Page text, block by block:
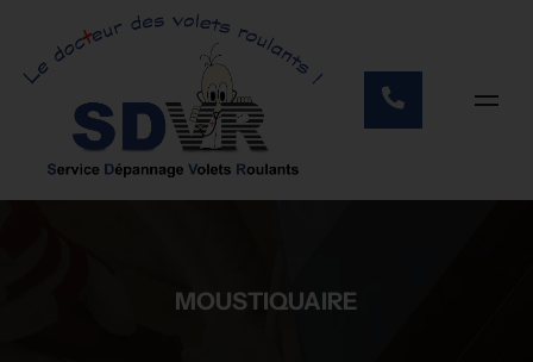
MOUSTIQUAIRE